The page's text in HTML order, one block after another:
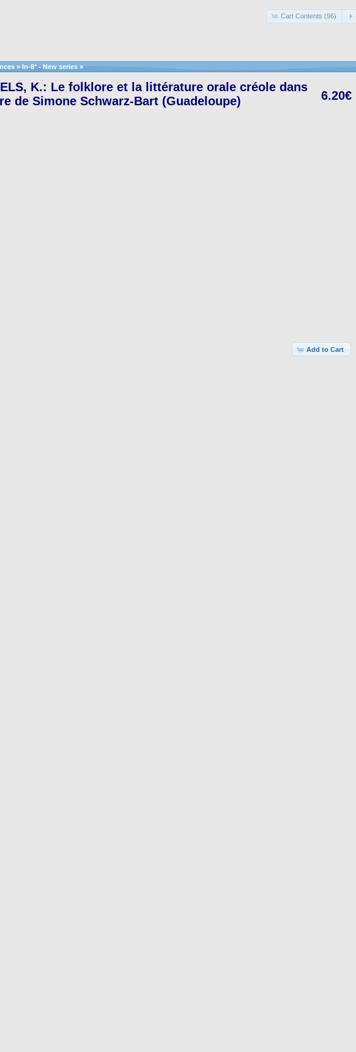
Cart Contents (96)
» In-8° - New series »
6.20€
K.: Le folklore et la littérature orale créole dans
de Simone Schwarz-Bart (Guadeloupe)
Add to Cart